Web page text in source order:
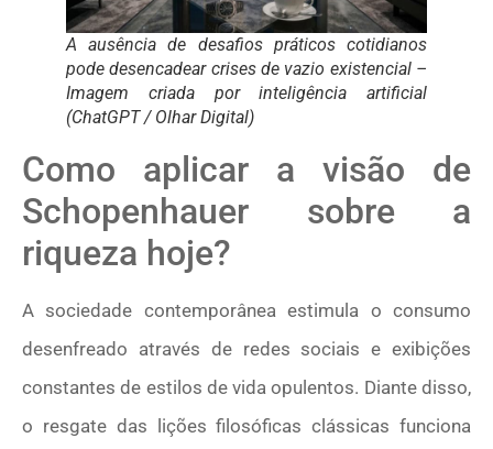
A ausência de desafios práticos cotidianos
pode desencadear crises de vazio existencial –
Imagem criada por inteligência artificial
(ChatGPT / Olhar Digital)
Como aplicar a visão de
Schopenhauer sobre a
riqueza hoje?
A sociedade contemporânea estimula o consumo
desenfreado através de redes sociais e exibições
constantes de estilos de vida opulentos. Diante disso,
o resgate das lições filosóficas clássicas funciona